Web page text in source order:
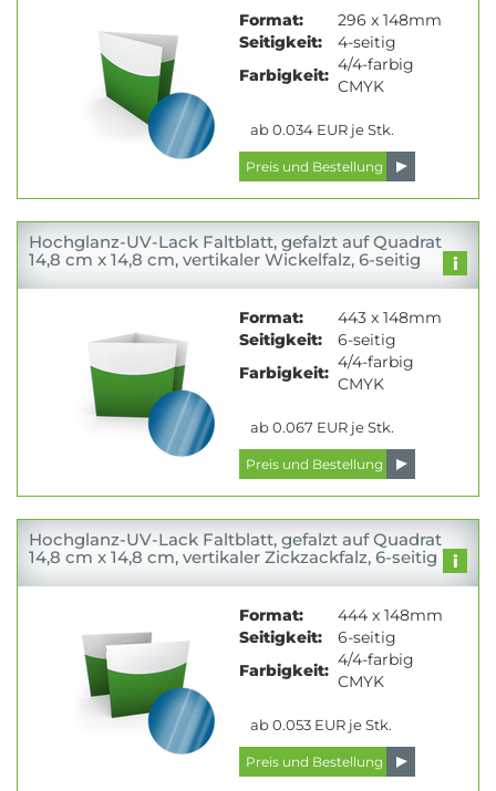
Format:
296 x 148mm
Seitigkeit:
4-seitig
Farbigkeit:
4/4-farbig
CMYK
ab 0.034 EUR je Stk.
Hochglanz-UV-Lack Faltblatt, gefalzt auf Quadrat
14,8 cm x 14,8 cm, vertikaler Wickelfalz, 6-seitig
Format:
443 x 148mm
Seitigkeit:
6-seitig
Farbigkeit:
4/4-farbig
CMYK
ab 0.067 EUR je Stk.
Hochglanz-UV-Lack Faltblatt, gefalzt auf Quadrat
14,8 cm x 14,8 cm, vertikaler Zickzackfalz, 6-seitig
Format:
444 x 148mm
Seitigkeit:
6-seitig
Farbigkeit:
4/4-farbig
CMYK
ab 0.053 EUR je Stk.